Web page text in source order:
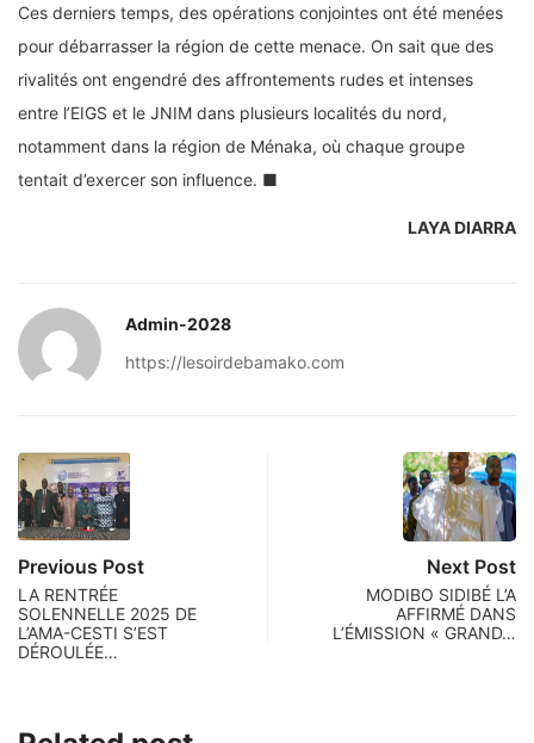
Ces derniers temps, des opérations conjointes ont été menées
pour débarrasser la région de cette menace. On sait que des
rivalités ont engendré des affrontements rudes et intenses
entre l’EIGS et le JNIM dans plusieurs localités du nord,
notamment dans la région de Ménaka, où chaque groupe
tentait d’exercer son influence. ■
LAYA DIARRA
Admin-2028
https://lesoirdebamako.com
Previous Post
LA RENTRÉE
SOLENNELLE 2025 DE
L’AMA-CESTI S’EST
DÉROULÉE…
Next Post
MODIBO SIDIBÉ L’A
AFFIRMÉ DANS
L’ÉMISSION « GRAND…